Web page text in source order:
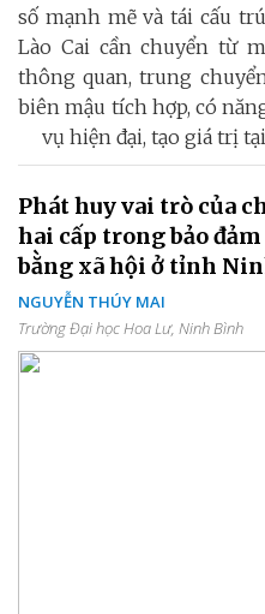
số mạnh mẽ và tái cấu
Lào Cai cần chuyển từ
thông quan, trung
biên mậu tích hợp, có
vụ hiện đại, tạo giá trị
Phát huy vai trò của
hai cấp trong bảo
bằng xã hội ở tỉnh
NGUYỄN THÚY MAI
Trường Đại học Hoa Lư, Ninh Bình